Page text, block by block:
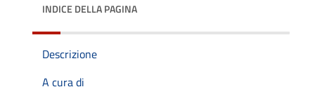
INDICE DELLA PAGINA
Descrizione
A cura di